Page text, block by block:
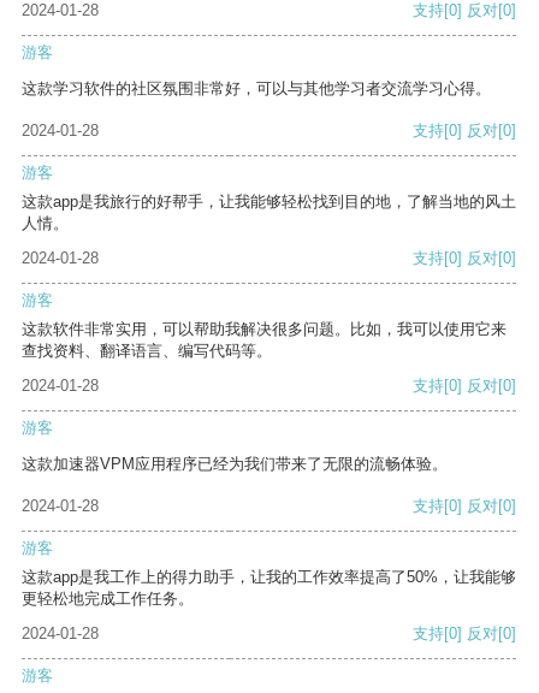
2024-01-28
支持[0] 反对[0]
游客
这款学习软件的社区氛围非常好，可以与其他学习者交流学习心得。
2024-01-28 支持[0] 反对[0]
游客
这款app是我旅行的好帮手，让我能够轻松找到目的地，了解当地的风土
人情。
2024-01-28
支持[0] 反对[0]
游客
这款软件非常实用，可以帮助我解决很多问题。比如，我可以使用它来
查找资料、翻译语言、编写代码等。
2024-01-28
支持[0] 反对[0]
游客
这款加速器VPM应用程序已经为我们带来了无限的流畅体验。
2024-01-28 支持[0] 反对[0]
游客
这款app是我工作上的得力助手，让我的工作效率提高了50%，让我能够
更轻松地完成工作任务。
2024-01-28
支持[0] 反对[0]
游客